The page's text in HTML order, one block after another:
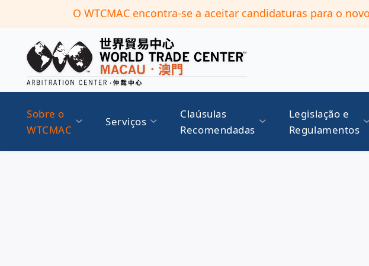
O WTCMAC encontra-se a aceitar candidaturas para o
Sobre o
WTCMAC
Serviços
Claúsulas
Recomendadas
Legislação e
Regulamentos